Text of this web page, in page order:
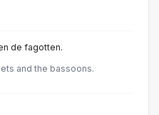
de fagotten.
and the bassoons.